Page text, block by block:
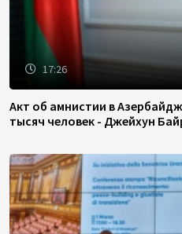
17:26
Акт об амнистии в
тысяч человек - Джейхун